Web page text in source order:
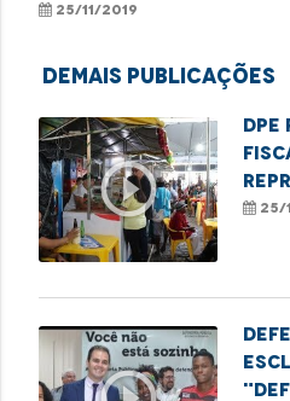
25/11/2019
Demais Publicações
play_circle_outline 25/